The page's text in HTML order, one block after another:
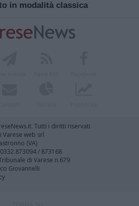
in modalità classica
Tutti i diritti riservati
Varese web srl
(VA)
/ 873168
di Varese n.679
Giovannelli